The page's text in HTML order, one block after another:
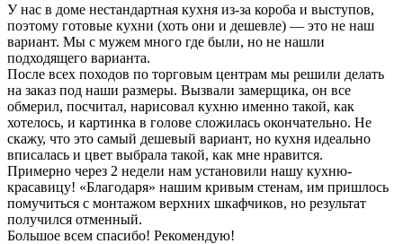
У нас в доме нестандартная кухня из-за короба и выступов,
поэтому готовые кухни (хоть они и дешевле) — это не наш
вариант. Мы с мужем много где были, но не нашли
подходящего варианта.
После всех походов по торговым центрам мы решили делать
на заказ под наши размеры. Вызвали замерщика, он все
обмерил, посчитал, нарисовал кухню именно такой, как
хотелось, и картинка в голове сложилась окончательно. Не
скажу, что это самый дешевый вариант, но кухня идеально
вписалась и цвет выбрала такой, как мне нравится.
Примерно через 2 недели нам установили нашу кухню-
красавицу! «Благодаря» нашим кривым стенам, им пришлось
помучиться с монтажом верхних шкафчиков, но результат
получился отменный.
Большое всем спасибо! Рекомендую!